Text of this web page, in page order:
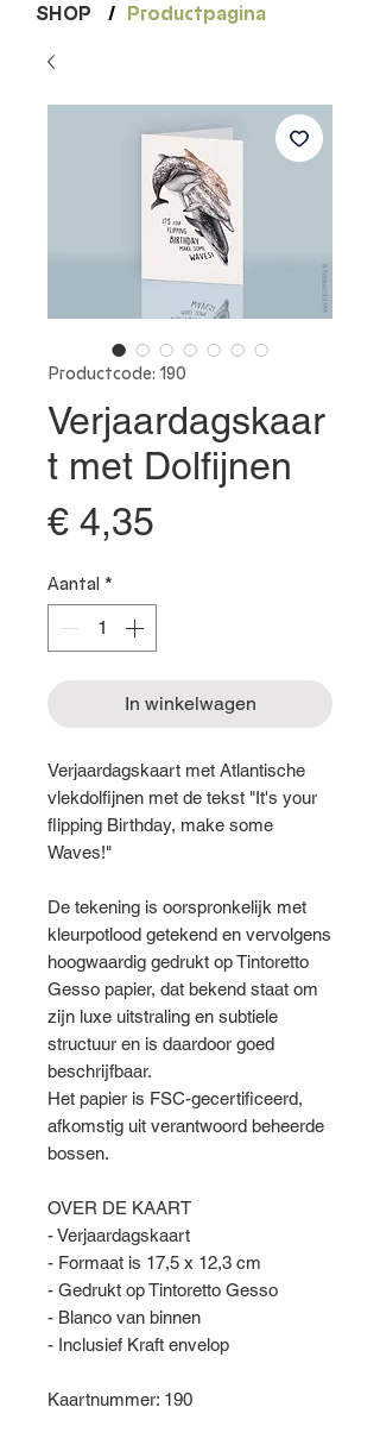
SHOP / Productpagina
Productcode: 190
Verjaardagskaar
t met Dolfijnen
€ 4,35
Aantal *
In winkelwagen
Verjaardagskaart met Atlantische
vlekdolfijnen met de tekst "It's your
flipping Birthday, make some
Waves!"
De tekening is oorspronkelijk met
kleurpotlood getekend en vervolgens
hoogwaardig gedrukt op Tintoretto
Gesso papier, dat bekend staat om
zijn luxe uitstraling en subtiele
structuur en is daardoor goed
beschrijfbaar.
Het papier is FSC-gecertificeerd,
afkomstig uit verantwoord beheerde
bossen.
OVER DE KAART
- Verjaardagskaart
- Formaat is 17,5 x 12,3 cm
- Gedrukt op Tintoretto Gesso
- Blanco van binnen
- Inclusief Kraft envelop
Kaartnummer: 190